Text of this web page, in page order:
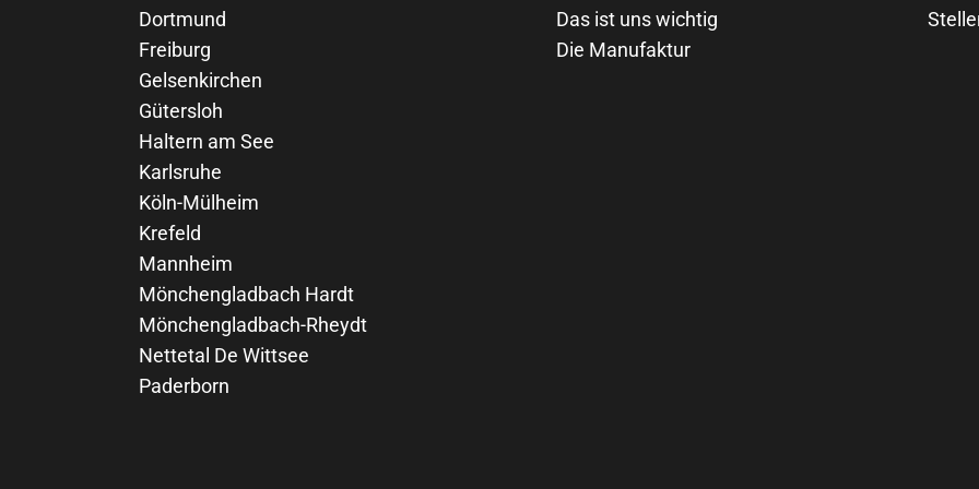
Dortmund
Freiburg
Gelsenkirchen
Gütersloh
Haltern am See
Karlsruhe
Köln-Mülheim
Krefeld
Mannheim
Mönchengladbach Hardt
Mönchengladbach-Rheydt
Nettetal De Wittsee
Paderborn
Das ist uns wichtig
Die Manufaktur